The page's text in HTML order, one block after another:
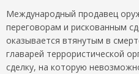
Международный продавец
переговорам и рискованным
оказывается втянутым в
главарей террористической
сделку, на которую